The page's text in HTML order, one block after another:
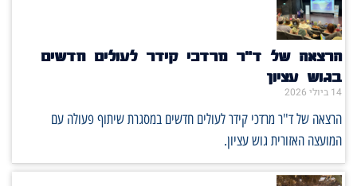
הרצאה של ד"ר מרדכי קידר לעולים חדשים
בגוש עציון
14 ביולי 2026
הרצאה של ד"ר מרדכי קידר לעולים חדשים במסגרת שיתוף פעולה עם
המועצה האזורית גוש עציון.